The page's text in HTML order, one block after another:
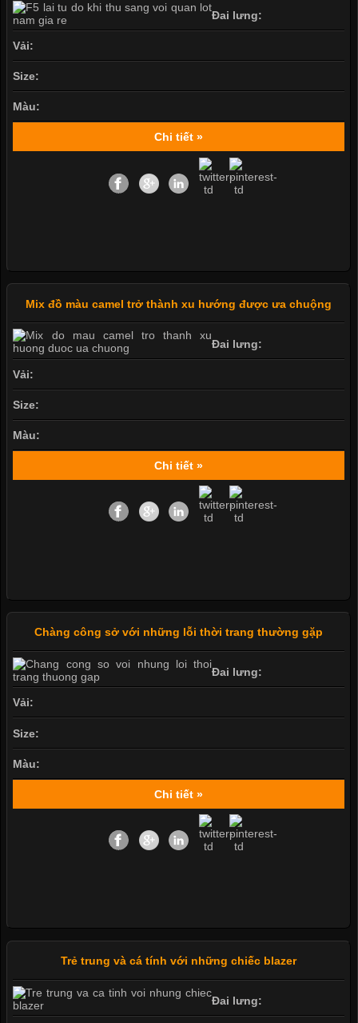
Đai lưng:
Vải:
Size:
Màu:
Chi tiết »
Mix đồ màu camel trở thành xu hướng được ưa chuộng
Đai lưng:
Vải:
Size:
Màu:
Chi tiết »
Chàng công sở với những lỗi thời trang thường gặp
Đai lưng:
Vải:
Size:
Màu:
Chi tiết »
Trẻ trung và cá tính với những chiếc blazer
Đai lưng: